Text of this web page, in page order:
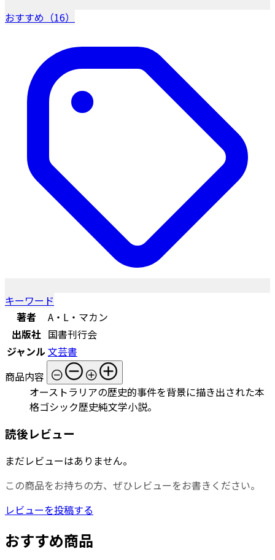
おすすめ（16）
キーワード
著者
A・L・マカン
出版社 国書刊行会
ジャンル文芸書
商品内容
オーストラリアの歴史的事件を背景に描き出された本
格ゴシック歴史純文学小説。
読後レビュー
まだレビューはありません。
この商品をお持ちの方、ぜひレビューをお書きください。
レビューを投稿する
おすすめ商品